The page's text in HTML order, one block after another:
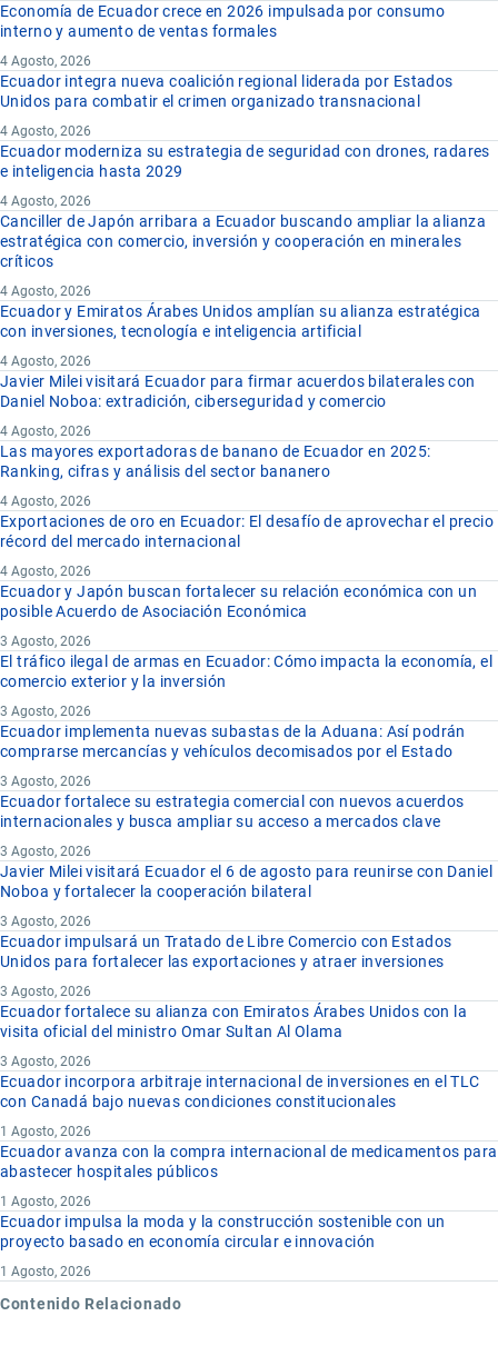
Economía de Ecuador crece en 2026 impulsada por consumo
interno y aumento de ventas formales
4 Agosto, 2026
Ecuador integra nueva coalición regional liderada por Estados
Unidos para combatir el crimen organizado transnacional
4 Agosto, 2026
Ecuador moderniza su estrategia de seguridad con drones, radares
e inteligencia hasta 2029
4 Agosto, 2026
Canciller de Japón arribara a Ecuador buscando ampliar la alianza
estratégica con comercio, inversión y cooperación en minerales
críticos
4 Agosto, 2026
Ecuador y Emiratos Árabes Unidos amplían su alianza estratégica
con inversiones, tecnología e inteligencia artificial
4 Agosto, 2026
Javier Milei visitará Ecuador para firmar acuerdos bilaterales con
Daniel Noboa: extradición, ciberseguridad y comercio
4 Agosto, 2026
Las mayores exportadoras de banano de Ecuador en 2025:
Ranking, cifras y análisis del sector bananero
4 Agosto, 2026
Exportaciones de oro en Ecuador: El desafío de aprovechar el precio
récord del mercado internacional
4 Agosto, 2026
Ecuador y Japón buscan fortalecer su relación económica con un
posible Acuerdo de Asociación Económica
3 Agosto, 2026
El tráfico ilegal de armas en Ecuador: Cómo impacta la economía, el
comercio exterior y la inversión
3 Agosto, 2026
Ecuador implementa nuevas subastas de la Aduana: Así podrán
comprarse mercancías y vehículos decomisados por el Estado
3 Agosto, 2026
Ecuador fortalece su estrategia comercial con nuevos acuerdos
internacionales y busca ampliar su acceso a mercados clave
3 Agosto, 2026
Javier Milei visitará Ecuador el 6 de agosto para reunirse con Daniel
Noboa y fortalecer la cooperación bilateral
3 Agosto, 2026
Ecuador impulsará un Tratado de Libre Comercio con Estados
Unidos para fortalecer las exportaciones y atraer inversiones
3 Agosto, 2026
Ecuador fortalece su alianza con Emiratos Árabes Unidos con la
visita oficial del ministro Omar Sultan Al Olama
3 Agosto, 2026
Ecuador incorpora arbitraje internacional de inversiones en el TLC
con Canadá bajo nuevas condiciones constitucionales
1 Agosto, 2026
Ecuador avanza con la compra internacional de medicamentos para
abastecer hospitales públicos
1 Agosto, 2026
Ecuador impulsa la moda y la construcción sostenible con un
proyecto basado en economía circular e innovación
1 Agosto, 2026
Contenido Relacionado